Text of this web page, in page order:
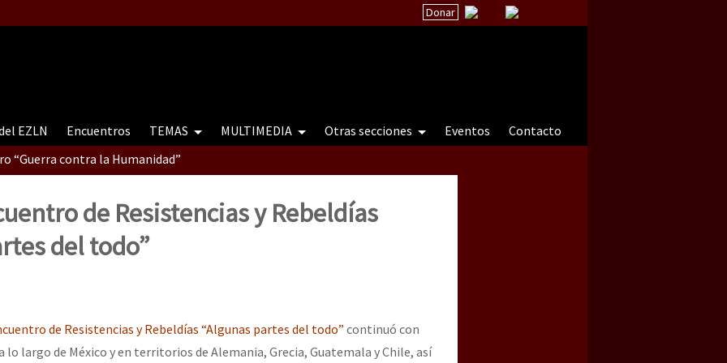
Donar
EZLN Encuentros TEMAS MULTIMEDIA Otras secciones Eventos
Contacto
“Guerra contra la Humanidad”
“Guerra contra a Humanidade”(As populações e a natureza e a natureza sob cerco)
contra a Humanidade” (As populações e a natureza sob cerco)
de Resistencias y Rebeldías
del todo”
de Resistencias y Rebeldías “Algunas partes del todo” continuó con
lo largo de México y en territorios de Alemania, Grecia, Guatemala y Chile, así